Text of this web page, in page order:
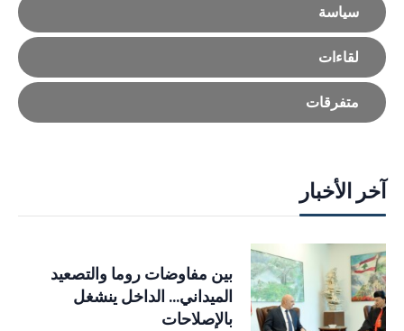
سياسة
لقاءات
متفرقات
آخر الأخبار
بين مفاوضات روما والتصعيد
الميداني… الداخل ينشغل
بالإصلاحات